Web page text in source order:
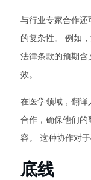
与行业专家合作
的复杂性。 例如
法律条款的预期
效。
在医学领域，翻
合作，确保他们
容。 这种协作对
底线